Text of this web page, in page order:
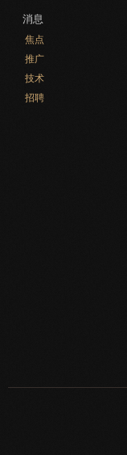
消息
焦点
推广
技术
招聘